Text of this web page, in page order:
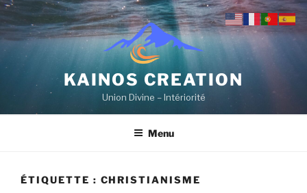
Aller
au
contenu
principal
KAINOS CREATION
Union Divine – Intériorité
Menu
ÉTIQUETTE : CHRISTIANISME